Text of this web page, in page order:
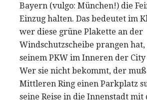
Bayern (vulgo: München!) die
Einzug halten. Das bedeutet im
wer diese grüne Plakette an der
Windschutzscheibe prangen
seinem PKW im Inneren der
Wer sie nicht bekommt, der muß
Mittleren Ring einen Parkplatz
seine Reise in die Innenstadt mit